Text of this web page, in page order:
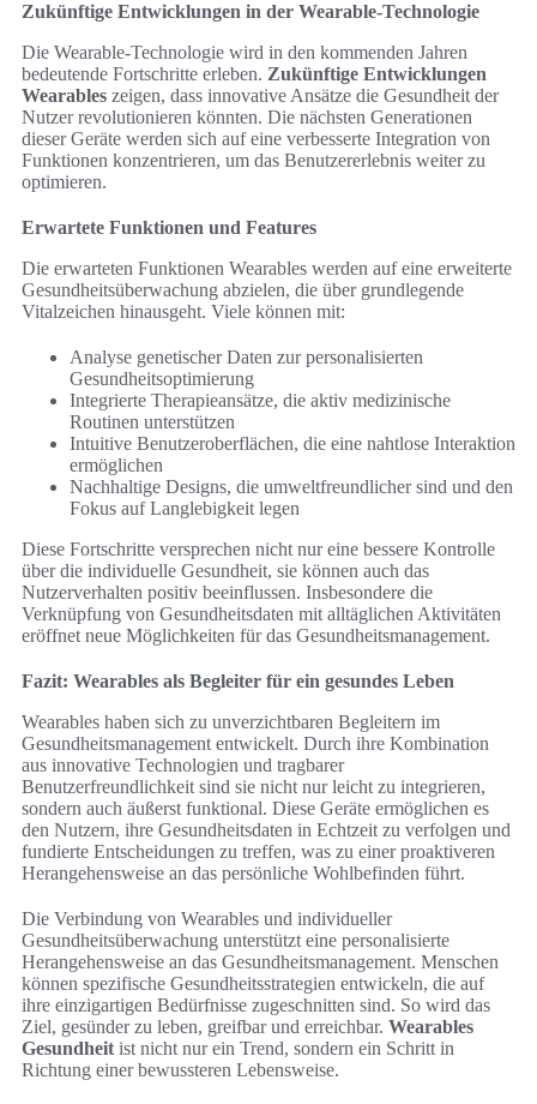
Zukünftige Entwicklungen in der Wearable-Technologie
Die Wearable-Technologie wird in den kommenden Jahren
bedeutende Fortschritte erleben. Zukünftige Entwicklungen
Wearables zeigen, dass innovative Ansätze die Gesundheit der
Nutzer revolutionieren könnten. Die nächsten Generationen
dieser Geräte werden sich auf eine verbesserte Integration von
Funktionen konzentrieren, um das Benutzererlebnis weiter zu
optimieren.
Erwartete Funktionen und Features
Die erwarteten Funktionen Wearables werden auf eine erweiterte
Gesundheitsüberwachung abzielen, die über grundlegende
Vitalzeichen hinausgeht. Viele können mit:
Analyse genetischer Daten zur personalisierten
Gesundheitsoptimierung
Integrierte Therapieansätze, die aktiv medizinische
Routinen unterstützen
Intuitive Benutzeroberflächen, die eine nahtlose Interaktion
ermöglichen
Nachhaltige Designs, die umweltfreundlicher sind und den
Fokus auf Langlebigkeit legen
Diese Fortschritte versprechen nicht nur eine bessere Kontrolle
über die individuelle Gesundheit, sie können auch das
Nutzerverhalten positiv beeinflussen. Insbesondere die
Verknüpfung von Gesundheitsdaten mit alltäglichen Aktivitäten
eröffnet neue Möglichkeiten für das Gesundheitsmanagement.
Fazit: Wearables als Begleiter für ein gesundes Leben
Wearables haben sich zu unverzichtbaren Begleitern im
Gesundheitsmanagement entwickelt. Durch ihre Kombination
aus innovative Technologien und tragbarer
Benutzerfreundlichkeit sind sie nicht nur leicht zu integrieren,
sondern auch äußerst funktional. Diese Geräte ermöglichen es
den Nutzern, ihre Gesundheitsdaten in Echtzeit zu verfolgen und
fundierte Entscheidungen zu treffen, was zu einer proaktiveren
Herangehensweise an das persönliche Wohlbefinden führt.
Die Verbindung von Wearables und individueller
Gesundheitsüberwachung unterstützt eine personalisierte
Herangehensweise an das Gesundheitsmanagement. Menschen
können spezifische Gesundheitsstrategien entwickeln, die auf
ihre einzigartigen Bedürfnisse zugeschnitten sind. So wird das
Ziel, gesünder zu leben, greifbar und erreichbar. Wearables
Gesundheitist nicht nur ein Trend, sondern ein Schritt in
Richtung einer bewussteren Lebensweise.